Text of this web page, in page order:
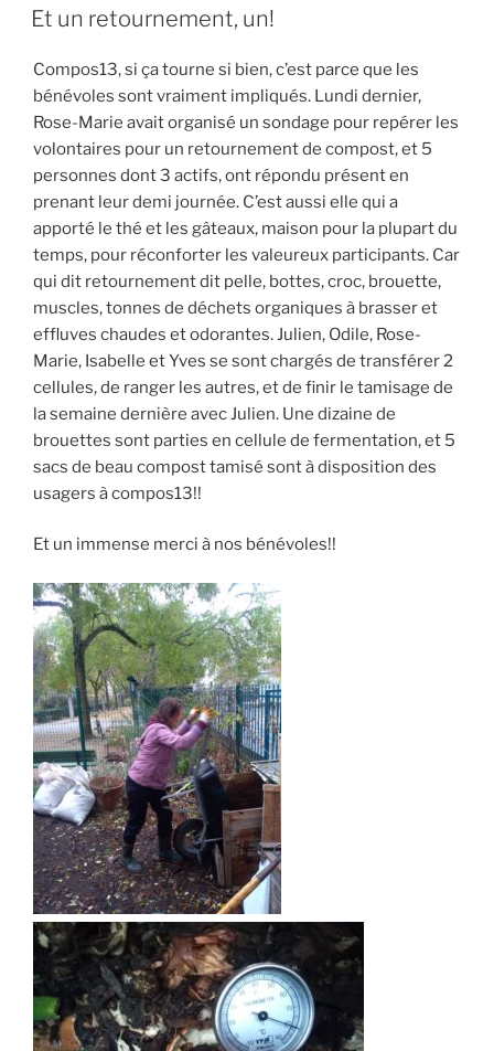
LE
Et un retournement, un!
Compos13, si ça tourne si bien, c’est parce que les
bénévoles sont vraiment impliqués. Lundi dernier,
Rose-Marie avait organisé un sondage pour repérer les
volontaires pour un retournement de compost, et 5
personnes dont 3 actifs, ont répondu présent en
prenant leur demi journée. C’est aussi elle qui a
apporté le thé et les gâteaux, maison pour la plupart du
temps, pour réconforter les valeureux participants. Car
qui dit retournement dit pelle, bottes, croc, brouette,
muscles, tonnes de déchets organiques à brasser et
effluves chaudes et odorantes. Julien, Odile, Rose-
Marie, Isabelle et Yves se sont chargés de transférer 2
cellules, de ranger les autres, et de finir le tamisage de
la semaine dernière avec Julien. Une dizaine de
brouettes sont parties en cellule de fermentation, et 5
sacs de beau compost tamisé sont à disposition des
usagers à compos13!!
Et un immense merci à nos bénévoles!!